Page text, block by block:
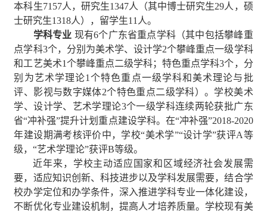
本科生7157人，研究生1347人（其中博士研究生29人，硕
士研究生1318人），留学生11 人。
学科专业 现有6个广东省重点学科（其中包括攀峰重
点学科3个，分别为美术学、设计学2个攀峰重点一级学科
和工艺美术1个攀峰重点二级学科；特色重点学科3个，分
别为艺术学理论1 个特色重点一级学科和美术理论与批
评、影视与数字媒体2个特色重点二级学科）。学校美术
学、设计学、艺术学理论3个一级学科连续两轮获批广东
省“冲补强”提升计划重点建设学科。在“冲补强”2018-2020
年建设期满考核评价中，学校“美术学”“设计学”获评A等
级，“艺术学理论”获评B等级。
近年来，学校主动适应国家和区域经济社会发展需
要，适应知识创新、科技进步以及学科发展需要，结合学
校办学定位和办学条件，深入推进学科专业一体化建设，
不断优化专业建设机制，提高人才培养质量。学校现有美